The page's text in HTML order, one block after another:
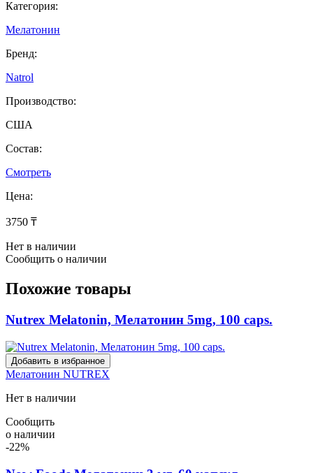
Категория:
Мелатонин
Бренд:
Natrol
Производство:
США
Состав:
Смотреть
Цена:
3750 ₸
Нет в наличии
Сообщить о наличии
Похожие товары
Nutrex Melatonin, Мелатонин 5mg, 100 caps.
Добавить в избранное
Мелатонин NUTREX
Нет в наличии
Сообщить
о наличии
-22%